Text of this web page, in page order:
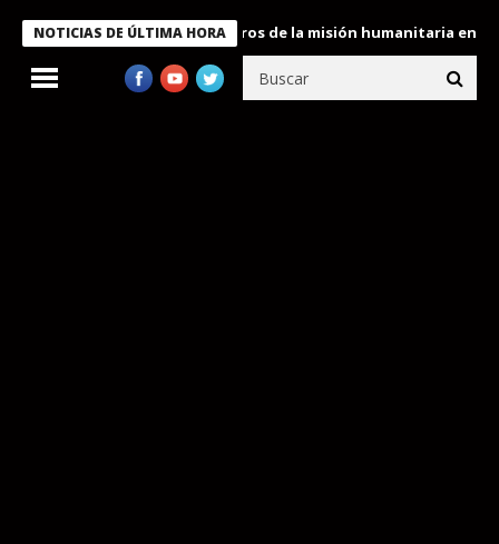
NOTICIAS DE ÚLTIMA HORA
condecora a miembros de la misión humanitaria enviada a